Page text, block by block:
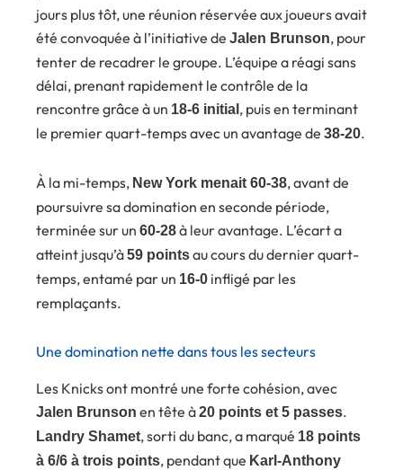
jours plus tôt, une réunion réservée aux joueurs avait
été convoquée à l’initiative de Jalen Brunson, pour
tenter de recadrer le groupe. L’équipe a réagi sans
délai, prenant rapidement le contrôle de la
rencontre grâce à un 18-6 initial , puis en terminant
le premier quart-temps avec un avantage de 38-20.
À la mi-temps, New York menait 60-38, avant de
poursuivre sa domination en seconde période,
terminée sur un 60-28à leur avantage. L’écart a
atteint jusqu’à59 pointsau cours du dernier quart-
temps, entamé par un 16-0 infligé par les
remplaçants.
Une domination nette dans tous les secteurs
Les Knicks ont montré une forte cohésion, avec
Jalen Brunson en tête à20 points et 5 passes.
Landry Shamet, sorti du banc, a marqué 18 points
à 6/6 à trois points, pendant que Karl-Anthony